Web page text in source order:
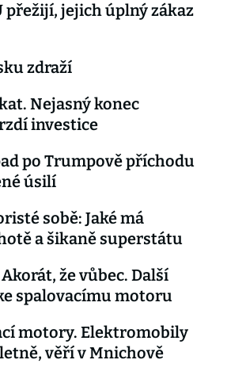
přežijí, jejich úplný zákaz
zdraží
Nejasný konec
investice
po Trumpově příchodu
úsilí
sobě: Jaké má
a šikaně superstátu
že vůbec. Další
spalovacímu motoru
motory. Elektromobily
věří v Mnichově